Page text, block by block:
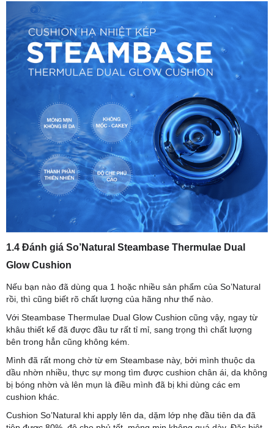
1.4 Đánh giá So’Natural Steambase Thermulae Dual
Glow Cushion
Nếu bạn nào đã dùng qua 1 hoặc nhiều sản phẩm của So’Natural
rồi, thì cũng biết rõ chất lượng của hãng như thế nào.
Với Steambase Thermulae Dual Glow Cushion cũng vậy, ngay từ
khâu thiết kế đã được đầu tư rất tỉ mỉ, sang trọng thì chất lượng
bên trong hẳn cũng không kém.
Mình đã rất mong chờ từ em Steambase này, bởi mình thuộc da
dầu nhờn nhiều, thực sự mong tìm được cushion chân ái, da không
bị bóng nhờn và lên mụn là điều mình đã bị khi dùng các em
cushion khác.
Cushion So’Natural khi apply lên da, dặm lớp nhẹ đầu tiên da đã